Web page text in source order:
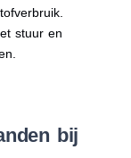
stuur en
bij